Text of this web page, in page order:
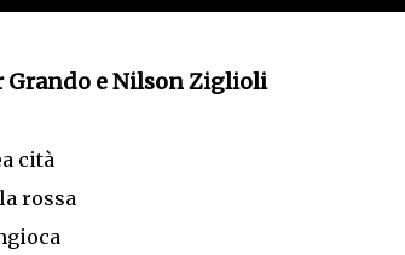
Grando e Nilson Ziglioli
cità
rossa